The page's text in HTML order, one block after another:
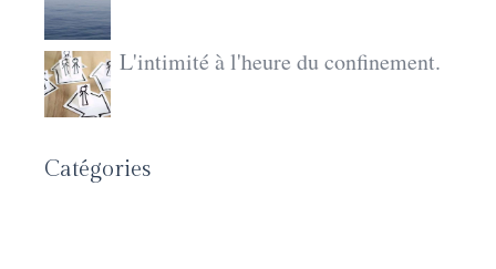
L'intimité à l'heure du confinement.
Catégories